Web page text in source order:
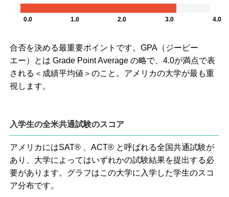
0.0 1.0 2.0 3.0 4.0
合否を決める最重要ポイントです。GPA（ジーピー
エー）とは Grade Point Average の略で、4.0が満点で表
される＜成績平均値＞のこと。アメリカの大学が最も重
視します。
入学生の全米共通試験のスコア
アメリカにはSAT® 、ACT® と呼ばれる全国共通試験が
あり、大学によってはいずれかの試験結果を提出する必
要があります。グラフはこの大学に入学した学生のスコ
ア分布です。